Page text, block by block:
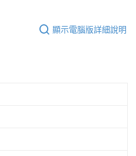
顯示電腦版詳細說明